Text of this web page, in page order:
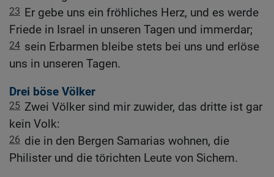
23 Er gebe uns ein fröhliches Herz, und es werde
Friede in Israel in unseren Tagen und immerdar;
24 sein Erbarmen bleibe stets bei uns und erlöse
uns in unseren Tagen.
Drei böse Völker
25 Zwei Völker sind mir zuwider, das dritte ist gar
kein Volk:
26 die in den Bergen Samarias wohnen, die
Philister und die törichten Leute von Sichem.